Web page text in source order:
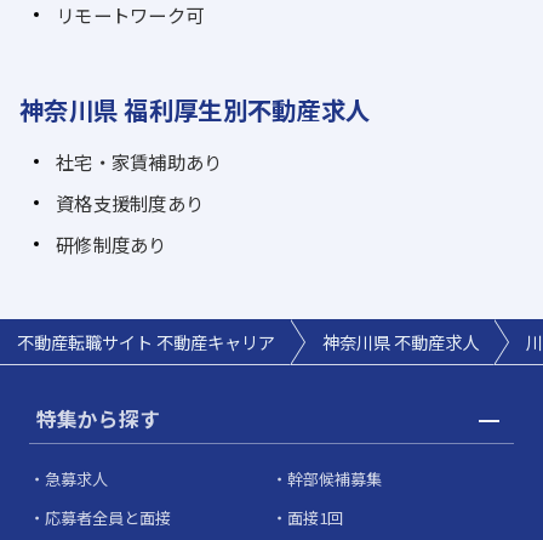
リモートワーク可
神奈川県 福利厚生別不動産求人
社宅・家賃補助あり
資格支援制度あり
研修制度あり
不動産転職サイト 不動産キャリア 神奈川県 不動産求人
特集から探す
急募求人
幹部候補募集
応募者全員と面接
面接1回